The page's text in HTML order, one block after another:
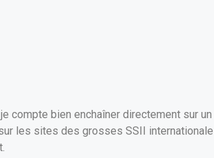
compte bien enchaîner directement sur
les sites des grosses SSII